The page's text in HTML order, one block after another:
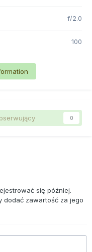
f/2.0
100
0
się później.
dodać zawartość za jego